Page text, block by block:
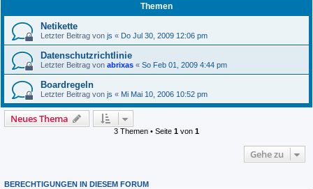
Themen
Netikette
Letzter Beitrag von js « Do Jul 30, 2009 12:06 pm
Datenschutzrichtlinie
Letzter Beitrag von abrixas « So Feb 01, 2009 4:44 pm
Boardregeln
Letzter Beitrag von js « Mi Mai 10, 2006 10:52 pm
Neues Thema
3 Themen • Seite 1 von 1
Gehe zu
BERECHTIGUNGEN IN DIESEM FORUM